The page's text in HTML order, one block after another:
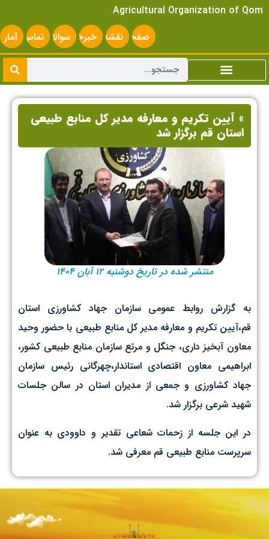
Agricultural Organization of Qom
صفحه
اصلی
نقشه
سایت
خبرخوانسوالات
متداول
تماس
با ما
آمار
» آیین تکریم و معارفه مدیر کل منابع طبیعی
استان قم برگزار شد
منتشر شده در تاریخ دوشنبه ۱۲ آبان ۱۴۰۴
به گزارش روابط عمومی سازمان جهاد کشاورزی استان
قم،آیین تکریم و معارفه مدیر کل منابع طبیعی با حضور وحید
معاون آبخیز داری، جنگل و مرتع سازمان منابع طبیعی کشور،
ابراهیمی معاون اقتصادی استاندار،چهرگانی رئیس سازمان
جهاد کشاورزی و جمعی از مدیران استان در سالن جلسات
شهید شرعی برگزار شد.
در این جلسه از زحمات شعاعی تقدیر و داوودی به عنوان
سرپرست منابع طبیعی قم معرفی شد.